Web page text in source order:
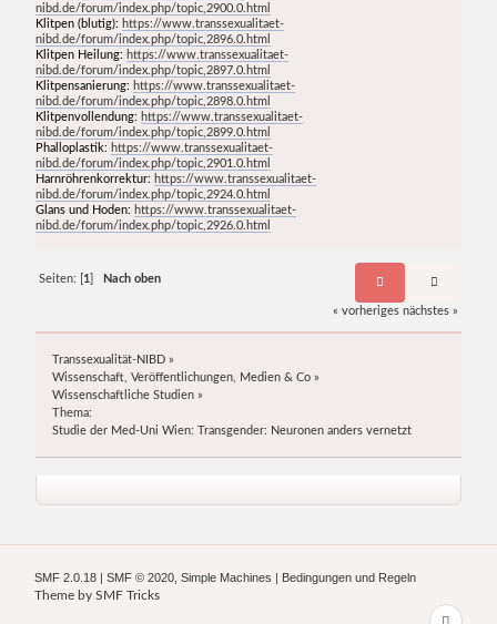
nibd.de/forum/index.php/topic,2900.0.html
Klitpen (blutig): https://www.transsexualitaet-
nibd.de/forum/index.php/topic,2896.0.html
Klitpen Heilung: https://www.transsexualitaet-
nibd.de/forum/index.php/topic,2897.0.html
Klitpensanierung: https://www.transsexualitaet-
nibd.de/forum/index.php/topic,2898.0.html
Klitpenvollendung: https://www.transsexualitaet-
nibd.de/forum/index.php/topic,2899.0.html
Phalloplastik: https://www.transsexualitaet-
nibd.de/forum/index.php/topic,2901.0.html
Harnröhrenkorrektur: https://www.transsexualitaet-
nibd.de/forum/index.php/topic,2924.0.html
Glans und Hoden: https://www.transsexualitaet-
nibd.de/forum/index.php/topic,2926.0.html
Seiten: [ 1 Nach oben
« vorheriges nächstes »
Transsexualität-NIBD »
Wissenschaft, Veröffentlichungen, Medien & Co »
Wissenschaftliche Studien »
Thema:
Studie der Med-Uni Wien: Transgender: Neuronen anders vernetzt
SMF 2.0.18 |SMF © 2020 ,Simple Machines
Bedingungen und Regeln
Theme bySMF Tricks